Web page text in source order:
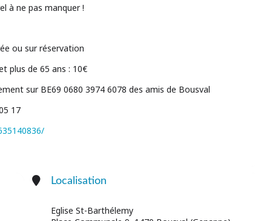
à ne pas manquer !
ou sur réservation
plus de 65 ans : 10€
sur BE69 0680 3974 6078 des amis de Bousval
17
Localisation
Eglise St-Barthélemy